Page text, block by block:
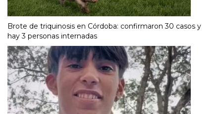
Brote de triquinosis en Córdoba: confirmaron 30 casos y
hay 3 personas internadas